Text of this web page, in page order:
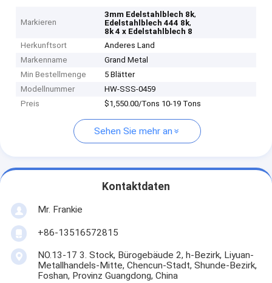
Markieren
3mm Edelstahlblech 8k,
Edelstahlblech 444 8k,
8k 4 x Edelstahlblech 8
Herkunftsort
Anderes Land
Markenname
Grand Metal
Min Bestellmenge
5 Blätter
Modellnummer
HW-SSS-0459
Preis
$1,550.00/Tons 10-19 Tons
Sehen Sie mehr an
Kontaktdaten
Mr. Frankie
+86-13516572815
NO.13-17 3. Stock, Bürogebäude 2, h-Bezirk, Liyuan-
Metallhandels-Mitte, Chencun-Stadt, Shunde-Bezirk,
Foshan, Provinz Guangdong, China